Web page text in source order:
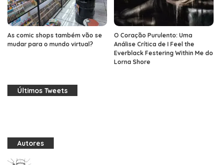
As comic shops também vão se
mudar para o mundo virtual?
O Coração Purulento: Uma
Análise Crítica de I Feel the
Everblack Festering Within Me do
Lorna Shore
Últimos Tweets
Autores